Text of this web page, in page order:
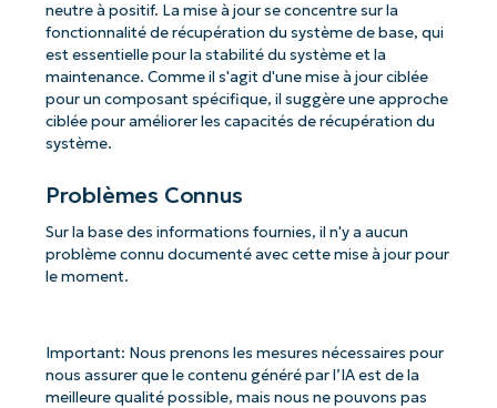
neutre à positif. La mise à jour se concentre sur la
fonctionnalité de récupération du système de base, qui
est essentielle pour la stabilité du système et la
maintenance. Comme il s'agit d'une mise à jour ciblée
pour un composant spécifique, il suggère une approche
ciblée pour améliorer les capacités de récupération du
système.
Problèmes Connus
Sur la base des informations fournies, il n'y a aucun
problème connu documenté avec cette mise à jour pour
le moment.
Important: Nous prenons les mesures nécessaires pour
nous assurer que le contenu généré par l’IA est de la
meilleure qualité possible, mais nous ne pouvons pas